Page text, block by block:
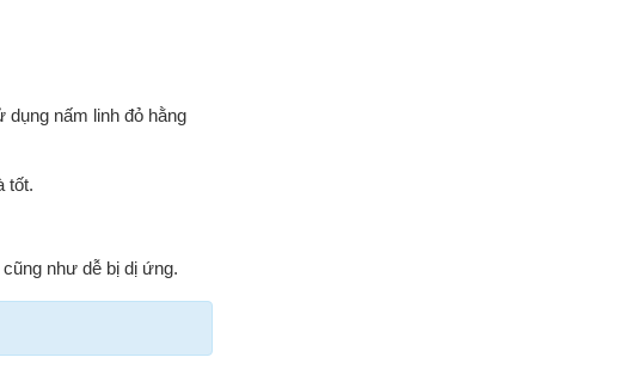
nấm linh đỏ hằng
tốt.
như dễ bị dị ứng.